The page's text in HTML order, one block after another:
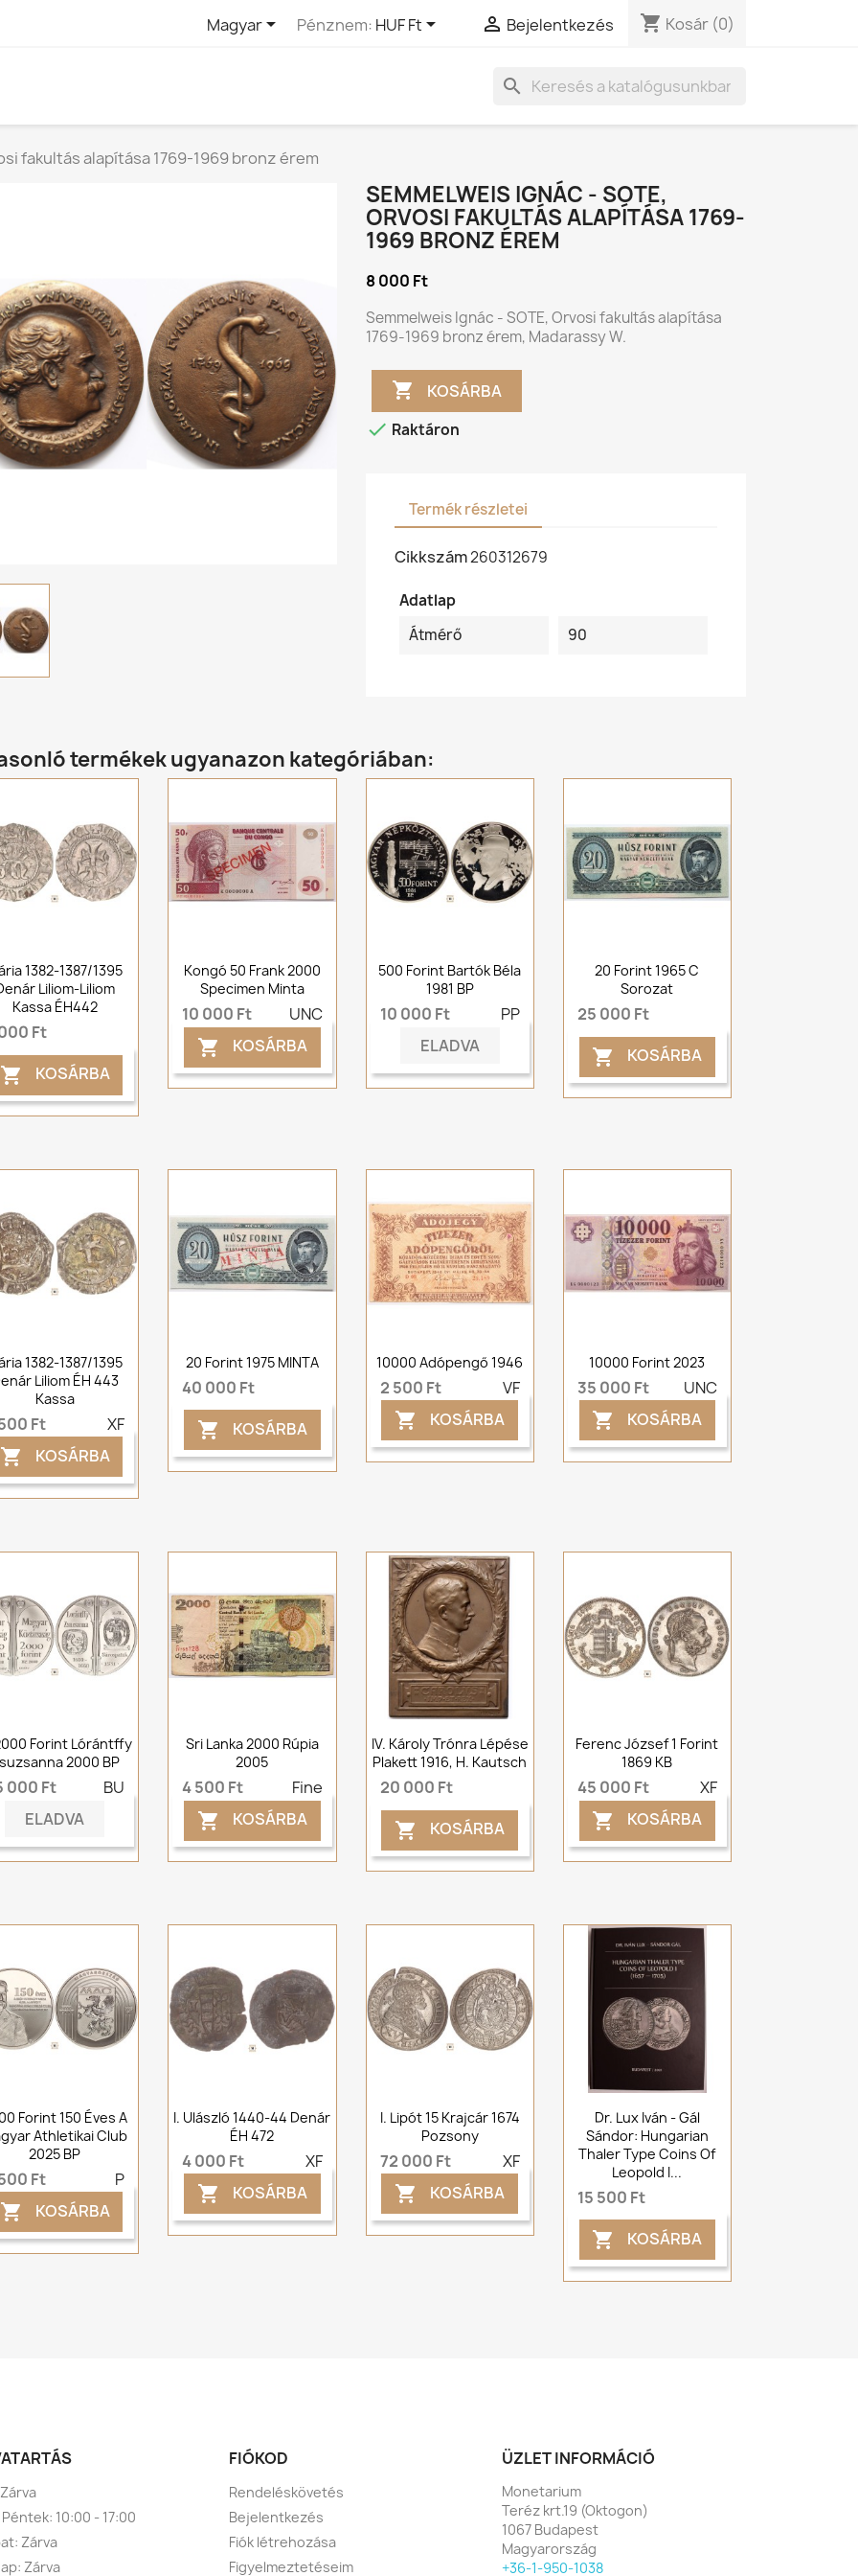
Magyar Pénznem: HUF Ft  Bejelentkezés shopping_cart Kosár (0)
search
fakultás alapítása 1769-1969 bronz érem
SEMMELWEIS IGNÁC - SOTE,
ORVOSI FAKULTÁS ALAPÍTÁSA 1769-
1969 BRONZ ÉREM
8 000 Ft
Semmelweis Ignác - SOTE, Orvosi fakultás alapítása
1769-1969 bronz érem, Madarassy W.
 KOSÁRBA
 Raktáron
Termék részletei
Cikkszám260312679
Adatlap
Átmérő
90
termékek ugyanazon kategóriában:
1382-1387/1395
Liliom-Liliom
Kassa ÉH442
Ft
 KOSÁRBA
Kongó 50 Frank 2000
Specimen Minta
10 000 Ft UNC
 KOSÁRBA
500 Forint Bartók Béla
1981 BP
10 000 Ft
PP
ELADVA
20 Forint 1965 C
Sorozat
25 000 Ft
 KOSÁRBA
1382-1387/1395
Liliom ÉH 443
Kassa
Ft XF
 KOSÁRBA
20 Forint 1975 MINTA
40 000 Ft
 KOSÁRBA
10000 Adópengő 1946
2 500 Ft VF
 KOSÁRBA
10000 Forint 2023
35 000 Ft UNC
 KOSÁRBA
Forint Lórántffy
2000 BP
000 Ft
BU
ELADVA
Sri Lanka 2000 Rúpia
2005
4 500 Ft Fine
 KOSÁRBA
IV. Károly Trónra Lépése
Plakett 1916, H. Kautsch
20 000 Ft
 KOSÁRBA
Ferenc József 1 Forint
1869 KB
45 000 Ft XF
 KOSÁRBA
Forint 150 Éves A
Athletikai Club
2025 BP
Ft P
 KOSÁRBA
I. Ulászló 1440-44 Denár
ÉH 472
4 000 Ft XF
 KOSÁRBA
I. Lipót 15 Krajcár 1674
Pozsony
72 000 Ft XF
 KOSÁRBA
Dr. Lux Iván - Gál
Sándor: Hungarian
Thaler Type Coins Of
Leopold I...
15 500 Ft
 KOSÁRBA
10:00 - 17:00
Zárva
Zárva
FIÓKOD
Rendeléskövetés
Bejelentkezés
Fiók létrehozása
Figyelmeztetéseim
ÜZLET INFORMÁCIÓ
Monetarium
Teréz krt.19 (Oktogon)
1067 Budapest
Magyarország
+36-1-950-1038